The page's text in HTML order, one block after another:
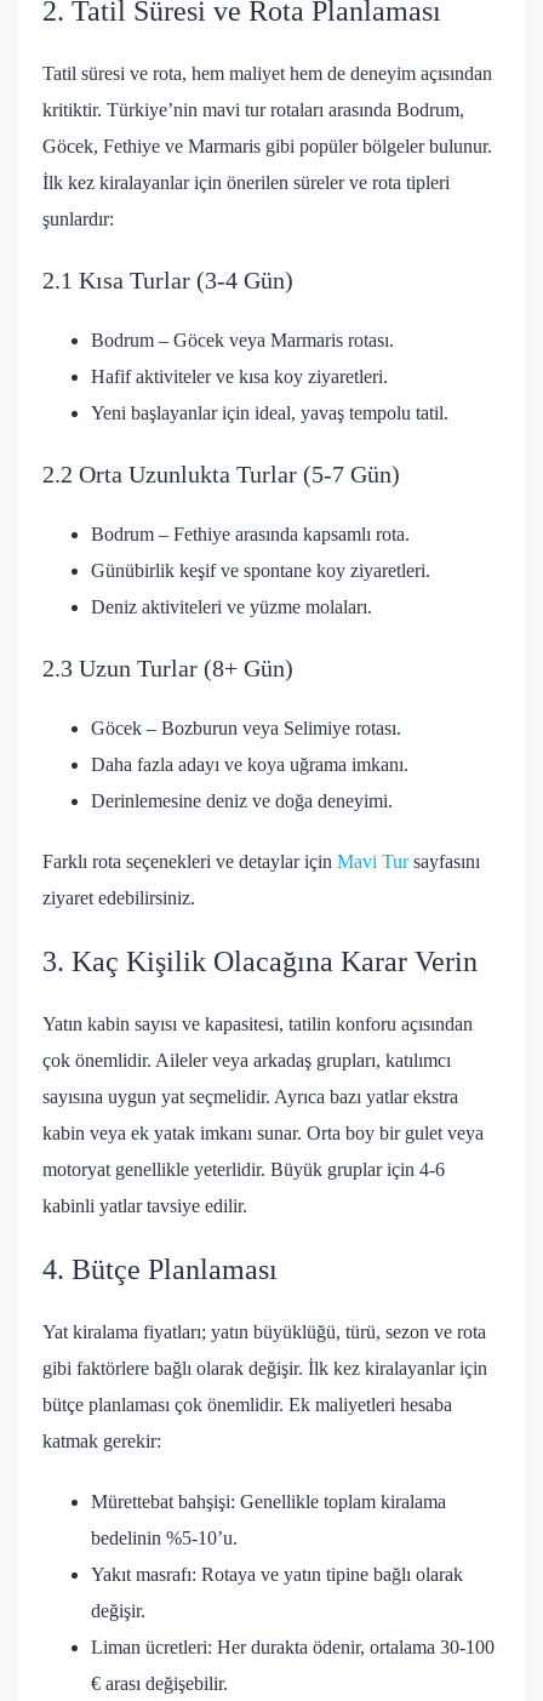
2. Tatil Süresi ve Rota Planlaması
Tatil süresi ve rota, hem maliyet hem de deneyim açısından
kritiktir. Türkiye’nin mavi tur rotaları arasında Bodrum,
Göcek, Fethiye ve Marmaris gibi popüler bölgeler bulunur.
İlk kez kiralayanlar için önerilen süreler ve rota tipleri
şunlardır:
2.1 Kısa Turlar (3-4 Gün)
Bodrum – Göcek veya Marmaris rotası.
Hafif aktiviteler ve kısa koy ziyaretleri.
Yeni başlayanlar için ideal, yavaş tempolu tatil.
2.2 Orta Uzunlukta Turlar (5-7 Gün)
Bodrum – Fethiye arasında kapsamlı rota.
Günübirlik keşif ve spontane koy ziyaretleri.
Deniz aktiviteleri ve yüzme molaları.
2.3 Uzun Turlar (8+ Gün)
Göcek – Bozburun veya Selimiye rotası.
Daha fazla adayı ve koya uğrama imkanı.
Derinlemesine deniz ve doğa deneyimi.
Farklı rota seçenekleri ve detaylar için Mavi Tursayfasını
ziyaret edebilirsiniz.
3. Kaç Kişilik Olacağına Karar Verin
Yatın kabin sayısı ve kapasitesi, tatilin konforu açısından
çok önemlidir. Aileler veya arkadaş grupları, katılımcı
sayısına uygun yat seçmelidir. Ayrıca bazı yatlar ekstra
kabin veya ek yatak imkanı sunar. Orta boy bir gulet veya
motoryat genellikle yeterlidir. Büyük gruplar için 4-6
kabinli yatlar tavsiye edilir.
4. Bütçe Planlaması
Yat kiralama fiyatları; yatın büyüklüğü, türü, sezon ve rota
gibi faktörlere bağlı olarak değişir. İlk kez kiralayanlar için
bütçe planlaması çok önemlidir. Ek maliyetleri hesaba
katmak gerekir:
Mürettebat bahşişi: Genellikle toplam kiralama
bedelinin %5-10’u.
Yakıt masrafı: Rotaya ve yatın tipine bağlı olarak
değişir.
Liman ücretleri: Her durakta ödenir, ortalama 30-100
€ arası değişebilir.